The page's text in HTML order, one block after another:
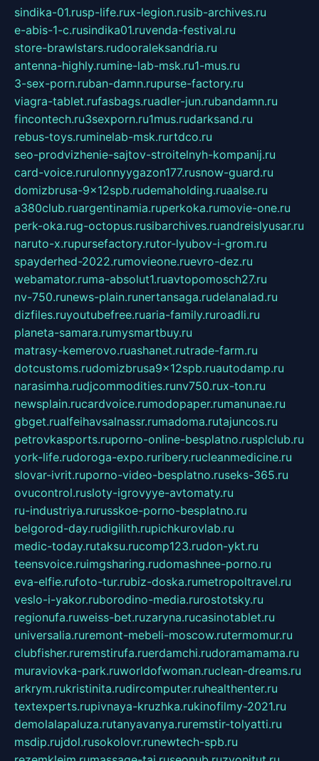
sindika-01.rusp-life.rux-legion.rusib-archives.ru
e-abis-1-c.rusindika01.ruvenda-festival.ru
store-brawlstars.rudooraleksandria.ru
antenna-highly.rumine-lab-msk.ru1-mus.ru
3-sex-porn.ruban-damn.rupurse-factory.ru
viagra-tablet.rufasbags.ruadler-jun.rubandamn.ru
fincontech.ru3sexporn.ru1mus.rudarksand.ru
rebus-toys.ruminelab-msk.rurtdco.ru
seo-prodvizhenie-sajtov-stroitelnyh-kompanij.ru
card-voice.rurulonnyygazon177.rusnow-guard.ru
domizbrusa-9x12spb.rudemaholding.ruaalse.ru
a380club.ruargentinamia.ruperkoka.rumovie-one.ru
perk-oka.rug-octopus.rusibarchives.ruandreislyusar.ru
naruto-x.rupursefactory.rutor-lyubov-i-grom.ru
spayderhed-2022.rumovieone.ruevro-dez.ru
webamator.ruma-absolut1.ruavtopomosch27.ru
nv-750.runews-plain.runertansaga.rudelanalad.ru
dizfiles.ruyoutubefree.ruaria-family.ruroadli.ru
planeta-samara.rumysmartbuy.ru
matrasy-kemerovo.ruashanet.rutrade-farm.ru
dotcustoms.rudomizbrusa9x12spb.ruautodamp.ru
narasimha.rudjcommodities.runv750.rux-ton.ru
newsplain.rucardvoice.rumodopaper.rumanunae.ru
gbget.rualfeihavsalnassr.rumadoma.rutajuncos.ru
petrovkasports.ruporno-online-besplatno.rusplclub.ru
york-life.rudoroga-expo.ruribery.rucleanmedicine.ru
slovar-ivrit.ruporno-video-besplatno.ruseks-365.ru
ovucontrol.rusloty-igrovyye-avtomaty.ru
ru-industriya.rurusskoe-porno-besplatno.ru
belgorod-day.rudigilith.rupichkurovlab.ru
medic-today.rutaksu.rucomp123.rudon-ykt.ru
teensvoice.ruimgsharing.rudomashnee-porno.ru
eva-elfie.rufoto-tur.rubiz-doska.rumetropoltravel.ru
veslo-i-yakor.ruborodino-media.rurostotsky.ru
regionufa.ruweiss-bet.ruzaryna.rucasinotablet.ru
universalia.ruremont-mebeli-moscow.rutermomur.ru
clubfisher.ruremstirufa.ruerdamchi.rudoramamama.ru
muraviovka-park.ruworldofwoman.ruclean-dreams.ru
arkrym.rukristinita.rudircomputer.ruhealthenter.ru
textexperts.rupivnaya-kruzhka.rukinofilmy-2021.ru
demolalapaluza.rutanyavanya.ruremstir-tolyatti.ru
msdip.rujdol.rusokolovr.runewtech-spb.ru